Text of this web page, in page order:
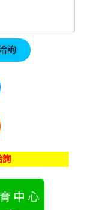
詢
詢